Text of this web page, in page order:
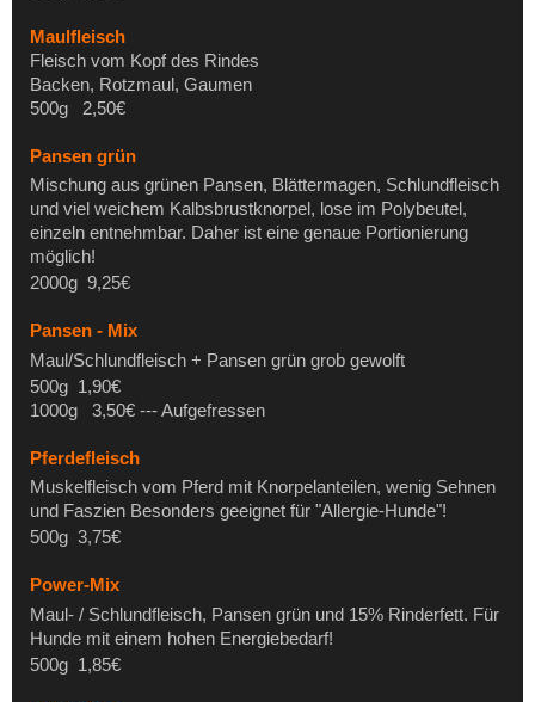
Maulfleisch
Fleisch vom Kopf des Rindes
Backen, Rotzmaul, Gaumen
500g 2,50€
Pansen grün
Mischung aus grünen Pansen, Blättermagen, Schlundfleisch
und viel weichem Kalbsbrustknorpel, lose im Polybeutel,
einzeln entnehmbar. Daher ist eine genaue Portionierung
möglich!
2000g 9,25€
Pansen - Mix
Maul/Schlundfleisch + Pansen grün grob gewolft
500g 1,90€
1000g 3,50€ --- Aufgefressen
Pferdefleisch
Muskelfleisch vom Pferd mit Knorpelanteilen, wenig Sehnen
und Faszien Besonders geeignet für "Allergie-Hunde"!
500g 3,75€
Power-Mix
Maul- / Schlundfleisch, Pansen grün und 15% Rinderfett. Für
Hunde mit einem hohen Energiebedarf!
500g 1,85€